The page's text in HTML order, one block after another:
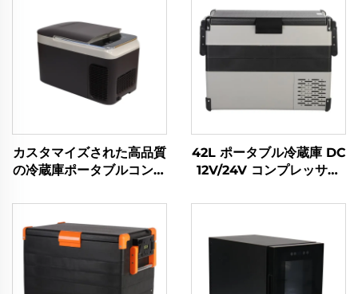
カスタマイズされた高品質
の冷蔵庫ポータブルコンプ
車12V車用冷蔵庫冷凍庫
12VキャンプRV冷蔵庫冷
凍庫28L
42L ポータブル冷蔵庫 DC
12V/24V コンプレッサー